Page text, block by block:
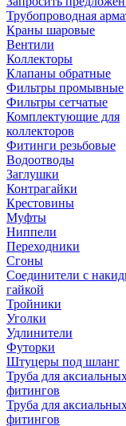
Трубопроводная
Краны шаровые
Вентили
Коллекторы
Клапаны обратные
Фильтры промывные
Фильтры сетчатые
Комплектующие для
коллекторов
Фитинги резьбовые
Водоотводы
Заглушки
Контрагайки
Крестовины
Муфты
Ниппели
Переходники
Сгоны
Соединители с
гайкой
Тройники
Уголки
Удлинители
Футорки
Штуцеры под шланг
Труба для
фитингов
Труба для
фитингов